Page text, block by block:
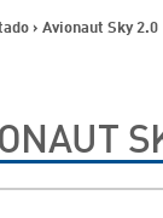
> Avionaut Sky 2.0